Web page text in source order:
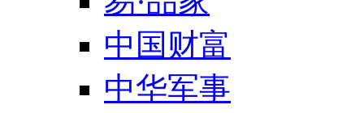
中国财富
中华军事